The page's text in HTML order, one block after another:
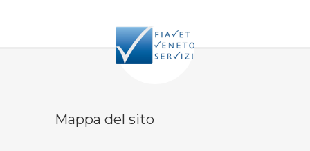
Mappa del sito